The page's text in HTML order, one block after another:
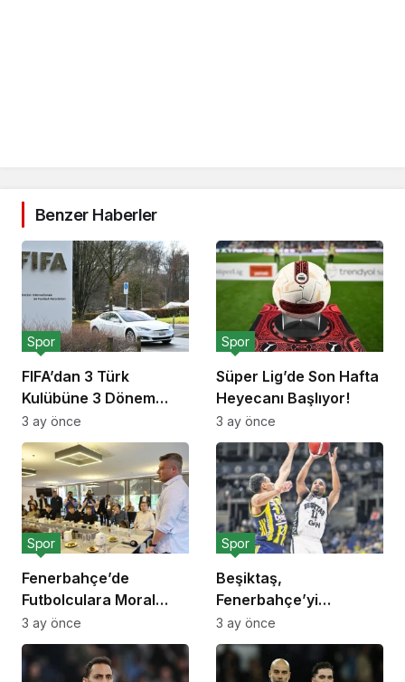
Benzer Haberler
FIFA’dan 3 Türk
Kulübüne 3 Dönem
Transfer Yasağı!
Spor
3 ay önce
Süper Lig’de Son Hafta
Heyecanı Başlıyor!
Spor
3 ay önce
Fenerbahçe’de
Futbolculara Moral
Yemeği!
Spor
3 ay önce
Beşiktaş,
Fenerbahçe’yi
Deplasmanda Yendi!
Spor
3 ay önce